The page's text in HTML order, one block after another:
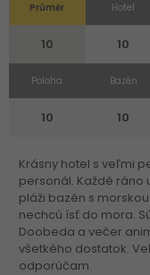
Průměr
10
Hotel
10
Poloha
10
Bazén
10
Krásny hotel s veľmi
personál. Každé ráno
pláži bazén s
nechcú ísť do mora.
Doobeda a večer
všetkého dostatok.
odporúčam.